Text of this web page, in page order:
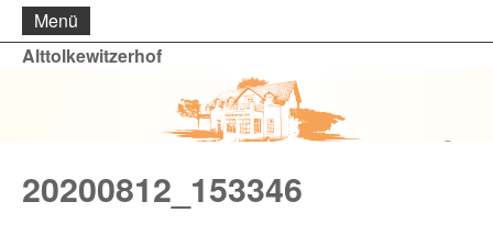
Menü
Alttolkewitzerhof
20200812_153346